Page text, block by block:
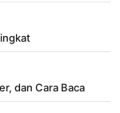
dan Cara Baca